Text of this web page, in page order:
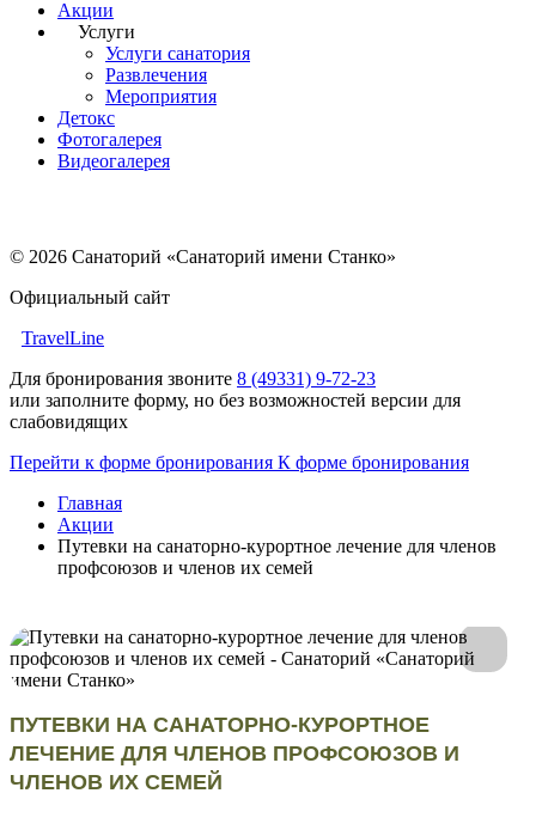
Акции
Услуги
Услуги санатория
Развлечения
Мероприятия
Детокс
Фотогалерея
Видеогалерея
© 2026 Санаторий «Санаторий имени Станко»
Официальный сайт
TravelLine
Для бронирования звоните 8 (49331) 9-72-23
или заполните форму, но без возможностей версии для
слабовидящих
Перейти к форме бронирования К форме бронирования
Главная
Акции
Путевки на санаторно-курортное лечение для членов
профсоюзов и членов их семей
ПУТЕВКИ НА САНАТОРНО-КУРОРТНОЕ
ЛЕЧЕНИЕ ДЛЯ ЧЛЕНОВ ПРОФСОЮЗОВ И
ЧЛЕНОВ ИХ СЕМЕЙ